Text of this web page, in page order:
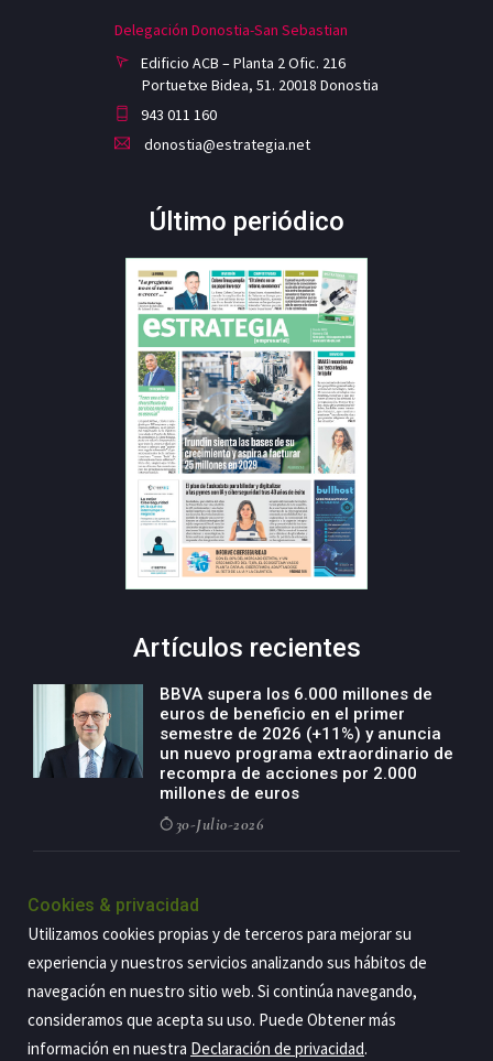
Delegación Donostia-San Sebastian
Edificio ACB – Planta 2 Ofic. 216
Portuetxe Bidea, 51. 20018 Donostia
943 011 160
donostia@estrategia.net
Último periódico
Artículos recientes
BBVA supera los 6.000 millones de
euros de beneficio en el primer
semestre de 2026 (+11%) y anuncia
un nuevo programa extraordinario de
recompra de acciones por 2.000
millones de euros
30-Julio-2026
negocio agro con un modelo global
de especialización presente en siete
países
29-Julio-2026
Cookies & privacidad
Utilizamos cookies propias y de terceros para mejorar su
experiencia y nuestros servicios analizando sus hábitos de
navegación en nuestro sitio web. Si continúa navegando,
consideramos que acepta su uso. Puede Obtener más
información en nuestra Declaración de privacidad.